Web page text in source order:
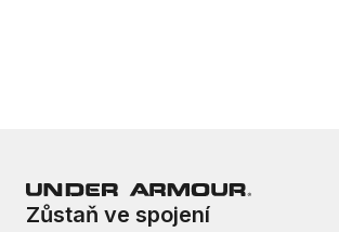
Zůstaň ve spojení